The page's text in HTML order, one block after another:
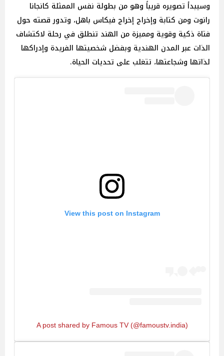
وسيبدأ تصويره قريباً وهو من بطولة نفس الممثلة كانجانا
رانوت ومن كتابة وإخراج إخراج فيكاس باهل، وتدور قصته حول
فتاة ذكية وقوية ومميزة من الهند تنطلق في رحلة لاكتشاف
الذات عبر المدن الهندية وبفضل شخصيتها الفريدة وإدراكها
لذاتها وشجاعتها، تتغلب على تحديات الحياة.
View this post on Instagram
A post shared by Famous TV (@famoustv.india)